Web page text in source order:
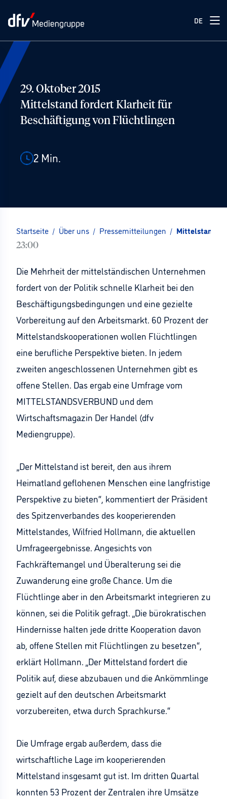
DE
29. Oktober 2015
Mittelstand fordert Klarheit für
Beschäftigung von Flüchtlingen
2 Min.
Startseite / Über uns / Pressemitteilungen / Mittelstand
23:00
Die Mehrheit der mittelständischen Unternehmen
fordert von der Politik schnelle Klarheit bei den
Beschäftigungsbedingungen und eine gezielte
Vorbereitung auf den Arbeitsmarkt. 60 Prozent der
Mittelstandskooperationen wollen Flüchtlingen
eine berufliche Perspektive bieten. In jedem
zweiten angeschlossenen Unternehmen gibt es
offene Stellen. Das ergab eine Umfrage vom
MITTELSTANDSVERBUND und dem
Wirtschaftsmagazin Der Handel (dfv
Mediengruppe).
„Der Mittelstand ist bereit, den aus ihrem
Heimatland geflohenen Menschen eine langfristige
Perspektive zu bieten“, kommentiert der Präsident
des Spitzenverbandes des kooperierenden
Mittelstandes, Wilfried Hollmann, die aktuellen
Umfrageergebnisse. Angesichts von
Fachkräftemangel und Überalterung sei die
Zuwanderung eine große Chance. Um die
Flüchtlinge aber in den Arbeitsmarkt integrieren zu
können, sei die Politik gefragt. „Die bürokratischen
Hindernisse halten jede dritte Kooperation davon
ab, offene Stellen mit Flüchtlingen zu besetzen“,
erklärt Hollmann. „Der Mittelstand fordert die
Politik auf, diese abzubauen und die Ankömmlinge
gezielt auf den deutschen Arbeitsmarkt
vorzubereiten, etwa durch Sprachkurse.“
Die Umfrage ergab außerdem, dass die
wirtschaftliche Lage im kooperierenden
Mittelstand insgesamt gut ist. Im dritten Quartal
konnten 53 Prozent der Zentralen ihre Umsätze